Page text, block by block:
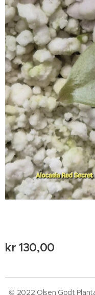
kr130,00
© 2022 Olsen Godt